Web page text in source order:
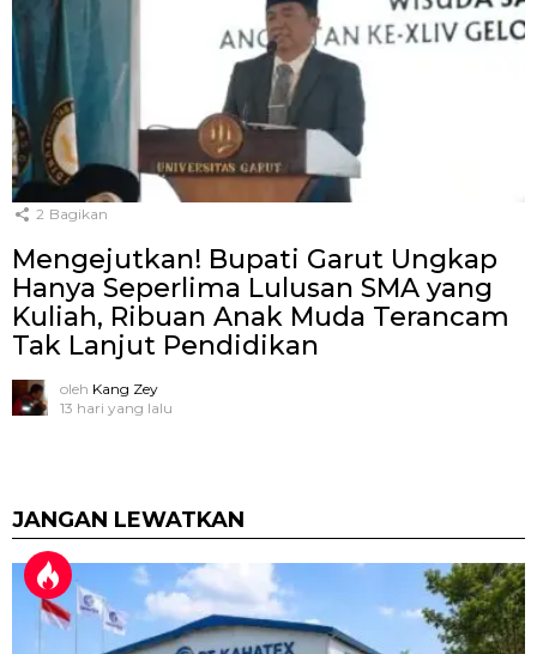
2 Bagikan
Mengejutkan! Bupati Garut Ungkap
Hanya Seperlima Lulusan SMA yang
Kuliah, Ribuan Anak Muda Terancam
Tak Lanjut Pendidikan
oleh Kang Zey
13 hari yang lalu
JANGAN LEWATKAN